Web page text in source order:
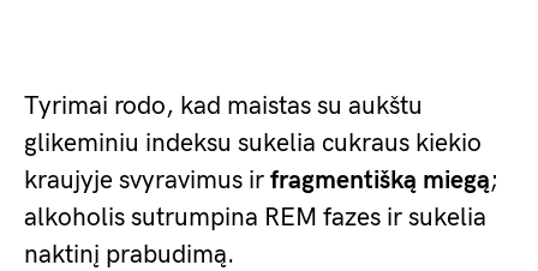
Tyrimai rodo, kad maistas su aukštu
glikeminiu indeksu sukelia cukraus kiekio
kraujyje svyravimus ir fragmentišką miegą;
alkoholis sutrumpina REM fazes ir sukelia
naktinį prabudimą.